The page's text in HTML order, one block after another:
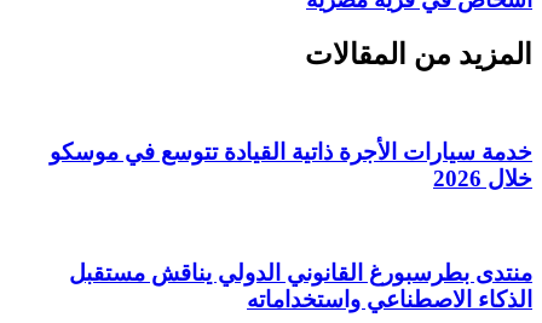
المزيد من المقالات
خدمة سيارات الأجرة ذاتية القيادة تتوسع في موسكو
خلال 2026
منتدى بطرسبورغ القانوني الدولي يناقش مستقبل
الذكاء الاصطناعي واستخداماته